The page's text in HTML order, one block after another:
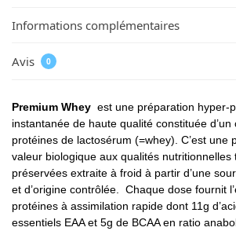
Informations complémentaires
Avis 0
Premium Whey est une préparation hyper-
instantanée de haute qualité constituée
protéines de lactosérum (=whey). C’est une
valeur biologique aux qualités nutritionnelles
préservées extraite à froid à partir d’une
et d’origine contrôlée. Chaque dose fournit
protéines à assimilation rapide dont 11g
essentiels EAA et 5g de BCAA en ratio